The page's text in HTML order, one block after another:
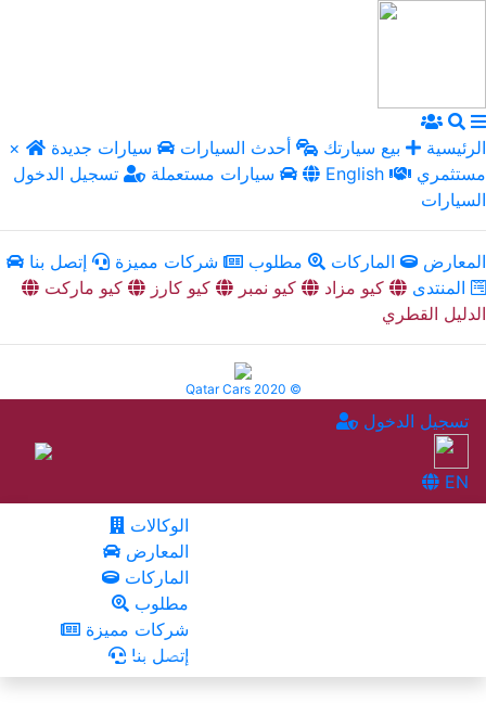
× الرئيسية بيع سيارتك أحدث السيارات
سيارات جديدة
سيارات مستعملة
تسجيل الدخول English
السيارات
المعارض الماركات مطلوب شركات مميزة
إتصل بنا
المنتدى
كيو مزاد كيو نمبر كيو كارز
كيو ماركت
الدليل القطري
Qatar Cars 2020 ©
تسجيل الدخول
EN
الوكالات
المعارض
الماركات
مطلوب
شركات مميزة
إتصل بنا